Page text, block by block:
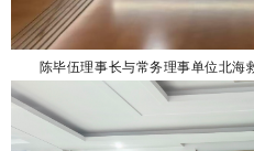
陈毕伍理事长与常务理事单位北海